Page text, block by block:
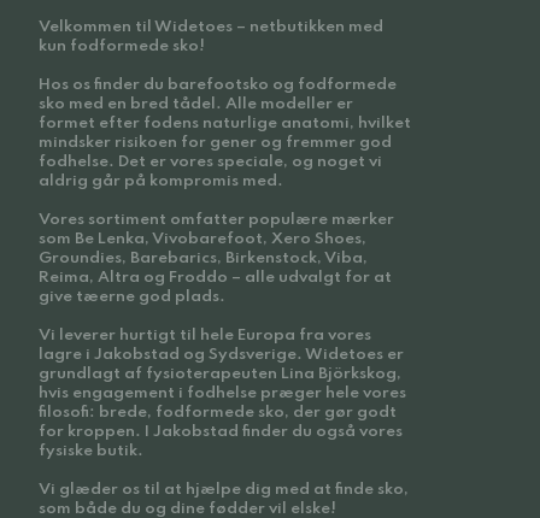
Velkommen til Widetoes – netbutikken med
kun fodformede sko!
Hos os finder du barefootsko og fodformede
sko med en bred tådel. Alle modeller er
formet efter fodens naturlige anatomi, hvilket
mindsker risikoen for gener og fremmer god
fodhelse. Det er vores speciale, og noget vi
aldrig går på kompromis med.
Vores sortiment omfatter populære mærker
som Be Lenka, Vivobarefoot, Xero Shoes,
Groundies, Barebarics, Birkenstock, Viba,
Reima, Altra og Froddo – alle udvalgt for at
give tæerne god plads.
Vi leverer hurtigt til hele Europa fra vores
lagre i Jakobstad og Sydsverige. Widetoes er
grundlagt af fysioterapeuten Lina Björkskog,
hvis engagement i fodhelse præger hele vores
filosofi: brede, fodformede sko, der gør godt
for kroppen. I Jakobstad finder du også vores
fysiske butik.
Vi glæder os til at hjælpe dig med at finde sko,
som både du og dine fødder vil elske!